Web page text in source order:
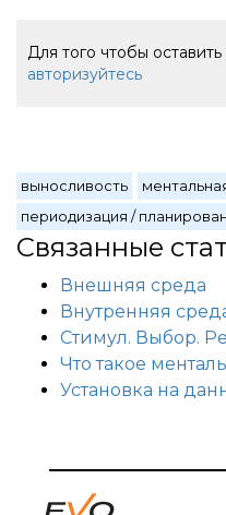
Для того чтобы
авторизуйтесь
выносливость
периодизация /
Связанные
Внешняя среда
Внутренняя
Стимул. Выбор.
Что такое
Установка на